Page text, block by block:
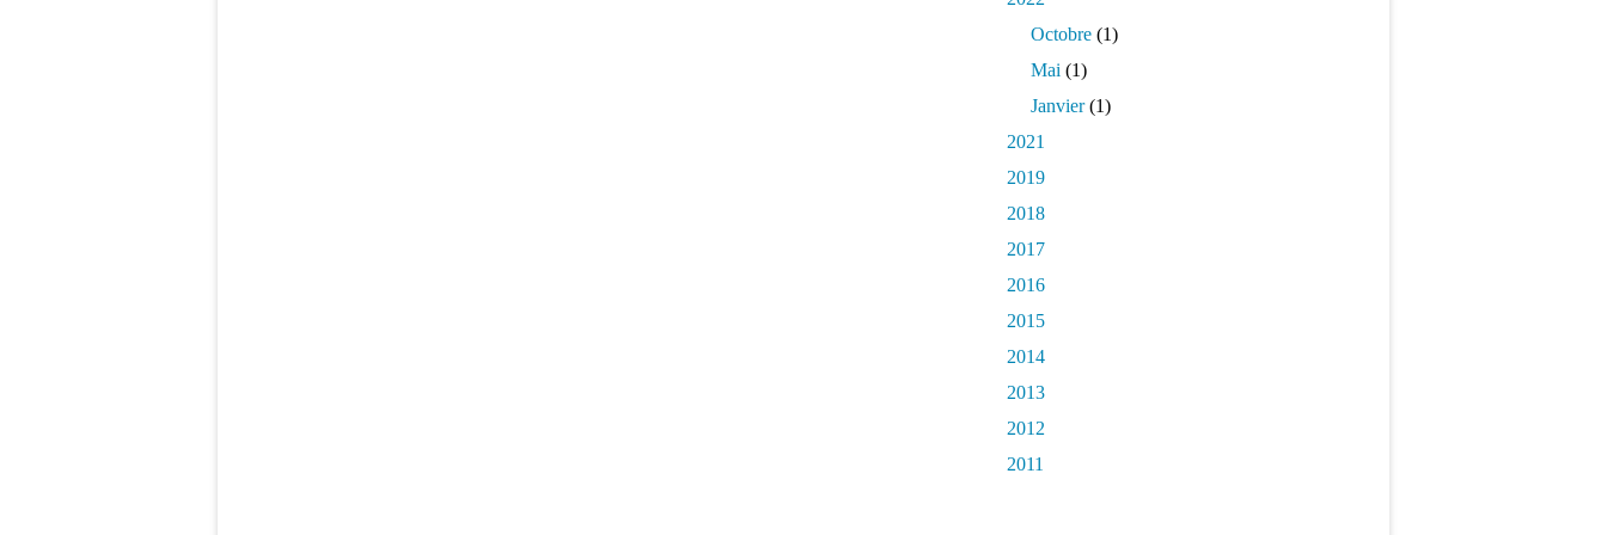
Octobre (1)
Mai (1)
Janvier(1)
2021
2019
2018
2017
2016
2015
2014
2013
2012
2011